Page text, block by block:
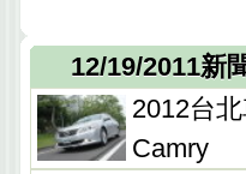
12/19/2011新
2012台
Camry